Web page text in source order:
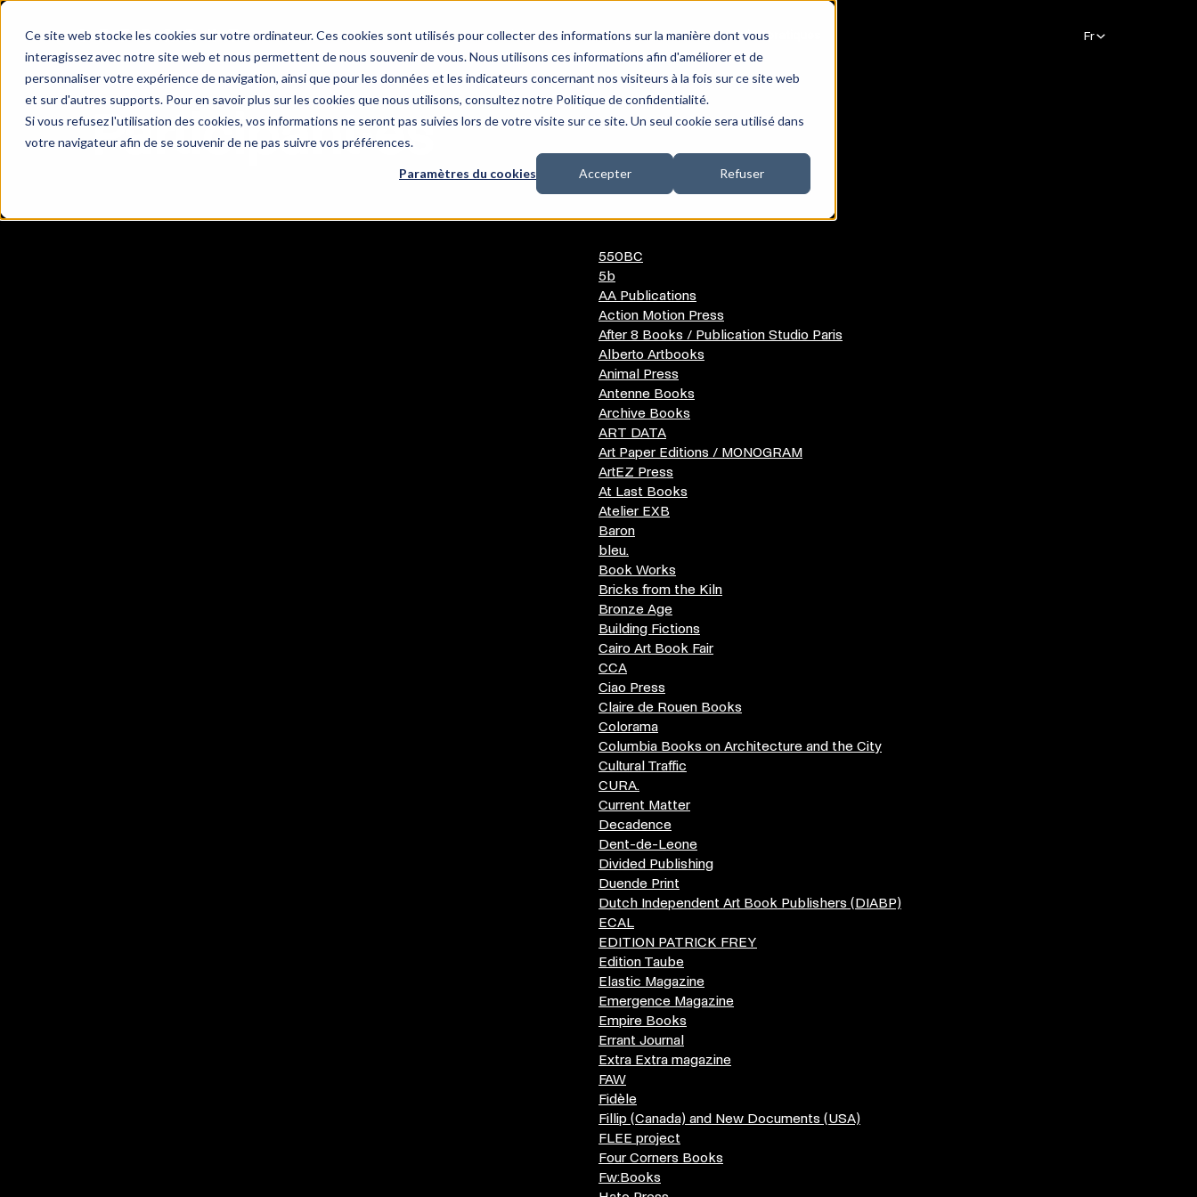
Ce site web stocke les cookies sur votre ordinateur. Ces cookies sont utilisés pour collecter des informations sur la manière dont vous
interagissez avec notre site web et nous permettent de nous souvenir de vous. Nous utilisons ces informations afin d'améliorer et de
personnaliser votre expérience de navigation, ainsi que pour les données et les indicateurs concernant nos visiteurs à la fois sur ce site web
et sur d'autres supports. Pour en savoir plus sur les cookies que nous utilisons, consultez notre Politique de confidentialité.
Si vous refusez l'utilisation des cookies, vos informations ne seront pas suivies lors de votre visite sur ce site. Un seul cookie sera utilisé dans
votre navigateur afin de se souvenir de ne pas suivre vos préférences.
Paramètres du cookies Accepter Refuser
Participant·es Programme Lieu Infos pratiques
Participant·es
550BC
5b
AA Publications
Action Motion Press
After 8 Books / Publication Studio Paris
Alberto Artbooks
Animal Press
Antenne Books
Archive Books
ART DATA
Art Paper Editions / MONOGRAM
ArtEZ Press
At Last Books
Atelier EXB
Baron
bleu.
Book Works
Bricks from the Kiln
Bronze Age
Building Fictions
Cairo Art Book Fair
CCA
Ciao Press
Claire de Rouen Books
Colorama
Columbia Books on Architecture and the City
Cultural Traffic
CURA.
Current Matter
Decadence
Dent-de-Leone
Divided Publishing
Duende Print
Dutch Independent Art Book Publishers (DIABP)
ECAL
EDITION PATRICK FREY
Edition Taube
Elastic Magazine
Emergence Magazine
Empire Books
Errant Journal
Extra Extra magazine
FAW
Fidèle
Fillip (Canada) and New Documents (USA)
FLEE project
Four Corners Books
Fw:Books